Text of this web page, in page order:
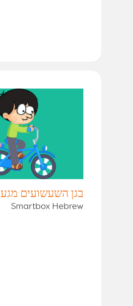
בגן השעשועים מגע
Smartbox Hebrew